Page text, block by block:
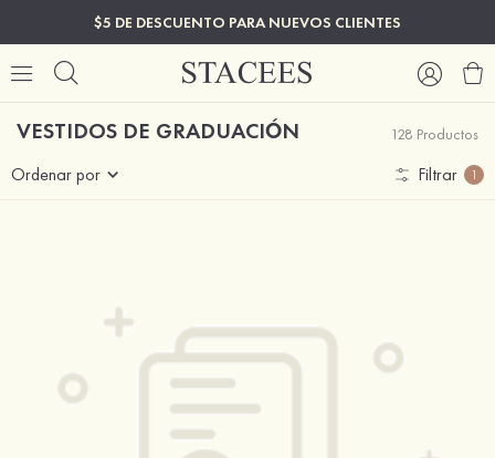
$5 DE DESCUENTO PARA NUEVOS CLIENTES
VESTIDOS DE GRADUACIÓN 128 Productos
Ordenar por Filtrar 1